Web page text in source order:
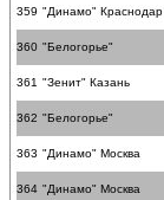
359 "Динамо" Краснодар
360 "Белогорье"
361 "Зенит" Казань
362 "Белогорье"
363 "Динамо" Москва
364 "Динамо" Москва